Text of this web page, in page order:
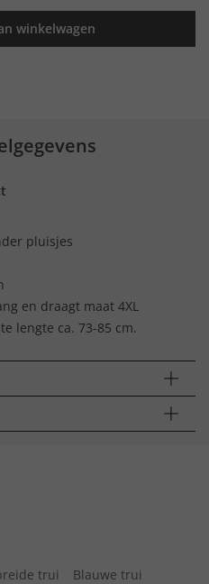
winkelwagen
pluisjes
en draagt maat 4XL
lengte ca. 73-85 cm.
trui
Blauwe trui